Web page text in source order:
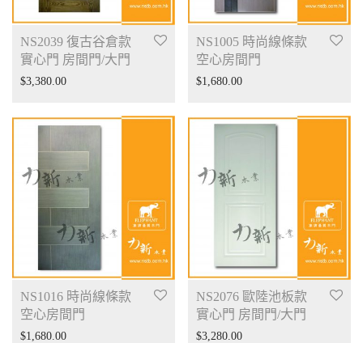
NS2039 復古谷倉款
實心門 房間門/大門
$3,380.00
NS1005 時尚線條款
空心房間門
$1,680.00
NS1016 時尚線條款
空心房間門
$1,680.00
NS2076 歐陸池板款
實心門 房間門/大門
$3,280.00